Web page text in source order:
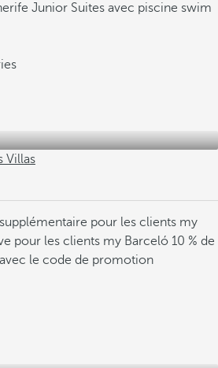
Junior Suites avec piscine swim
Villas
supplémentaire pour les clients my
pour les clients my Barceló 10 % de
le code de promotion